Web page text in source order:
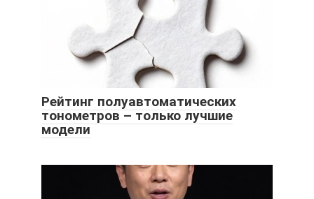
Рейтинг полуавтоматических
тонометров – только лучшие
модели